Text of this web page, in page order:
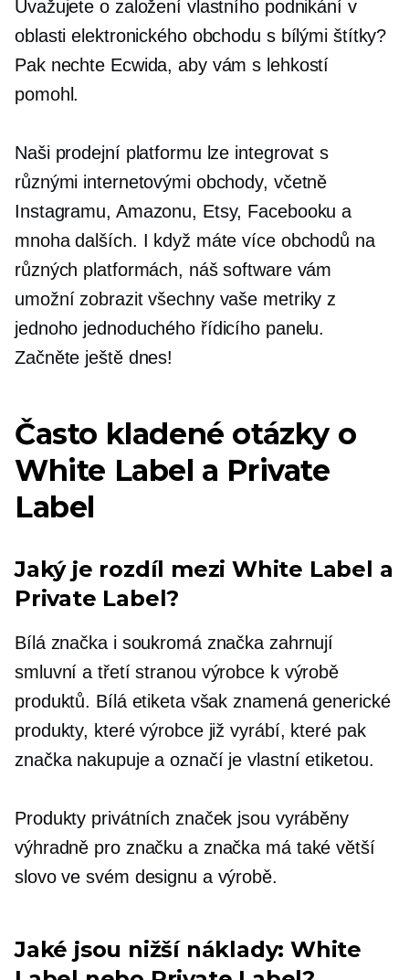
Uvažujete o založení vlastního podnikání v
oblasti elektronického obchodu s bílými štítky?
Pak nechte Ecwida, aby vám s lehkostí
pomohl.
Naši prodejní platformu lze integrovat s
různými internetovými obchody, včetně
Instagramu, Amazonu, Etsy, Facebooku a
mnoha dalších. I když máte více obchodů na
různých platformách, náš software vám
umožní zobrazit všechny vaše metriky z
jednoho jednoduchého řídicího panelu.
Začněte ještě dnes!
Často kladené otázky o
White Label a Private
Label
Jaký je rozdíl mezi White Label a
Private Label?
Bílá značka i soukromá značka zahrnují
smluvní atřetí stranou výrobce k výrobě
produktů. Bílá etiketa však znamená generické
produkty, které výrobce již vyrábí, které pak
značka nakupuje a označí je vlastní etiketou.
Produkty privátních značek jsou vyráběny
výhradně pro značku a značka má také větší
slovo ve svém designu a výrobě.
Jaké jsou nižší náklady: White